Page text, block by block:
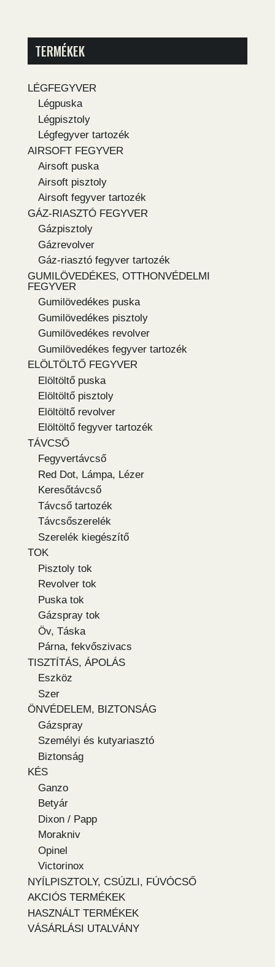
TERMÉKEK
LÉGFEGYVER
Légpuska
Légpisztoly
Légfegyver tartozék
AIRSOFT FEGYVER
Airsoft puska
Airsoft pisztoly
Airsoft fegyver tartozék
GÁZ-RIASZTÓ FEGYVER
Gázpisztoly
Gázrevolver
Gáz-riasztó fegyver tartozék
GUMILÖVEDÉKES, OTTHONVÉDELMI
FEGYVER
Gumilövedékes puska
Gumilövedékes pisztoly
Gumilövedékes revolver
Gumilövedékes fegyver tartozék
ELÖLTÖLTŐ FEGYVER
Elöltöltő puska
Elöltöltő pisztoly
Elöltöltő revolver
Elöltöltő fegyver tartozék
TÁVCSŐ
Fegyvertávcső
Red Dot, Lámpa, Lézer
Keresőtávcső
Távcső tartozék
Távcsőszerelék
Szerelék kiegészítő
TOK
Pisztoly tok
Revolver tok
Puska tok
Gázspray tok
Öv, Táska
Párna, fekvőszivacs
TISZTÍTÁS, ÁPOLÁS
Eszköz
Szer
ÖNVÉDELEM, BIZTONSÁG
Gázspray
Személyi és kutyariasztó
Biztonság
KÉS
Ganzo
Betyár
Dixon / Papp
Morakniv
Opinel
Victorinox
NYÍLPISZTOLY, CSÚZLI, FÚVÓCSŐ
AKCIÓS TERMÉKEK
HASZNÁLT TERMÉKEK
VÁSÁRLÁSI UTALVÁNY